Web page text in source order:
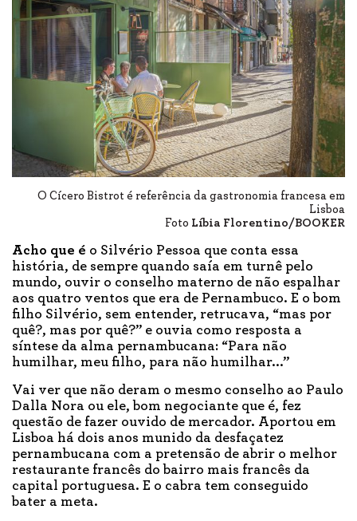
O Cícero Bistrot é referência da gastronomia francesa em
Lisboa
Foto Líbia Florentino/BOOKER
Acho que é o Silvério Pessoa que conta essa
história, de sempre quando saía em turnê pelo
mundo, ouvir o conselho materno de não espalhar
aos quatro ventos que era de Pernambuco. E o bom
filho Silvério, sem entender, retrucava, “mas por
quê?, mas por quê?” e ouvia como resposta a
síntese da alma pernambucana: “Para não
humilhar, meu filho, para não humilhar...”
Vai ver que não deram o mesmo conselho ao Paulo
Dalla Nora ou ele, bom negociante que é, fez
questão de fazer ouvido de mercador. Aportou em
Lisboa há dois anos munido da desfaçatez
pernambucana com a pretensão de abrir o melhor
restaurante francês do bairro mais francês da
capital portuguesa. E o cabra tem conseguido
bater a meta.